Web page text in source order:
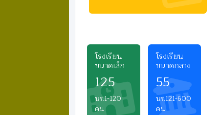
โรงเรียน
ขนาดเล็ก
125
นร.1-120
คน
โรงเรียน
ขนาดกลาง
55
นร.121-600
คน